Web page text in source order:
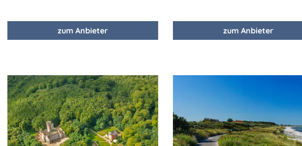
zum Anbieter zum Anbieter